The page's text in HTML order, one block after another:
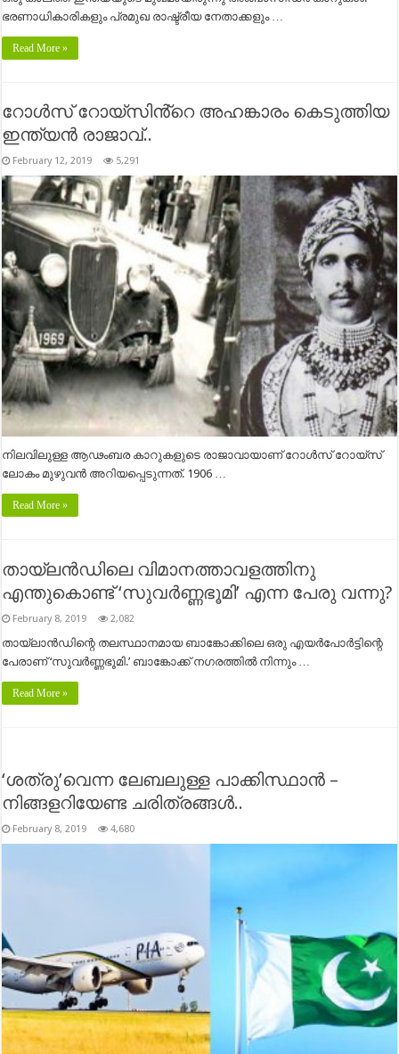
ഭരണാധികാരികളും പ്രമുഖ രാഷ്ട്രീയ നേതാക്കളും …
Read More »
റോള്‍സ് റോയ്‌സിൻ്റെ അഹങ്കാരം കെടുത്തിയ
ഇന്ത്യന്‍ രാജാവ്..
February 12, 2019 5,291
നിലവിലുള്ള ആഢംബര കാറുകളുടെ രാജാവായാണ് റോള്‍സ് റോയ്‌സ്
ലോകം മുഴുവന്‍ അറിയപ്പെടുന്നത്. 1906 …
Read More »
തായ്‌ലൻഡിലെ വിമാനത്താവളത്തിനു
എന്തുകൊണ്ട് ‘സുവർണ്ണഭൂമി’ എന്ന പേരു വന്നു?
February 8, 2019 2,082
തായ്‌ലാൻഡിന്റെ തലസ്ഥാനമായ ബാങ്കോക്കിലെ ഒരു എയർപോർട്ടിന്റെ
പേരാണ് ‘സുവർണ്ണഭൂമി.’ ബാങ്കോക്ക് നഗരത്തിൽ നിന്നും …
Read More »
‘ശത്രു’വെന്ന ലേബലുള്ള പാക്കിസ്ഥാൻ –
നിങ്ങളറിയേണ്ട ചരിത്രങ്ങൾ..
February 8, 2019 4,680